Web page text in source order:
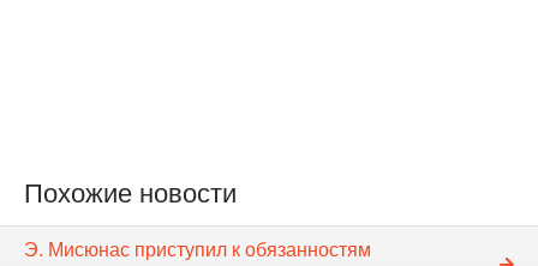
Похожие новости
Э. Мисюнас приступил к обязанностям